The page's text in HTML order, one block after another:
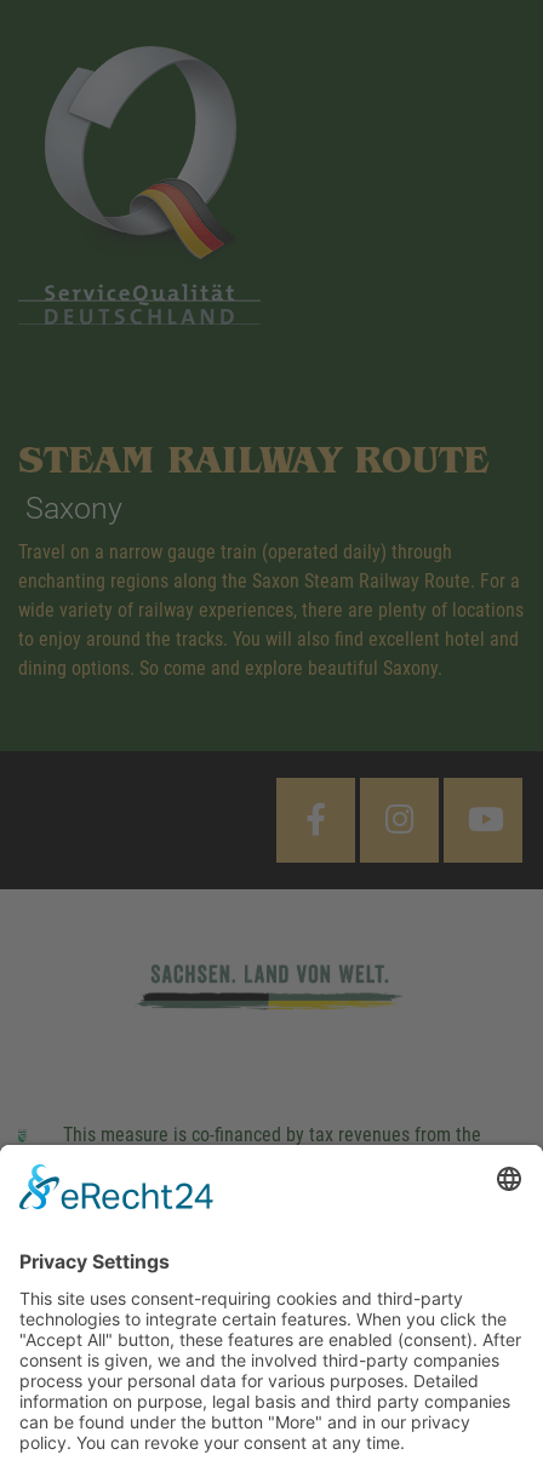
STEAM RAILWAY ROUTE
Saxony
Travel on a narrow gauge train (operated daily) through
enchanting regions along the Saxon Steam Railway Route. For a
wide variety of railway experiences, there are plenty of locations
to enjoy around the tracks. You will also find excellent hotel and
dining options. So come and explore beautiful Saxony.
This measure is co-financed by tax revenues from the
Landtag (parliament).
This site uses consent-requiring cookies and third-party
technologies to integrate certain features. When you click the
"Accept All" button, these features are enabled (consent).
After consent is given, we and the involved third-party
companies process your personal data for various purposes.